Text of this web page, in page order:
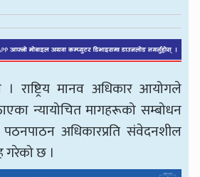
राष्ट्रिय मानव अधिकार आयोगले
न्यायोचित मागहरूको सम्बोधन
अधिकारप्रति संवेदनशील
गरेको छ ।